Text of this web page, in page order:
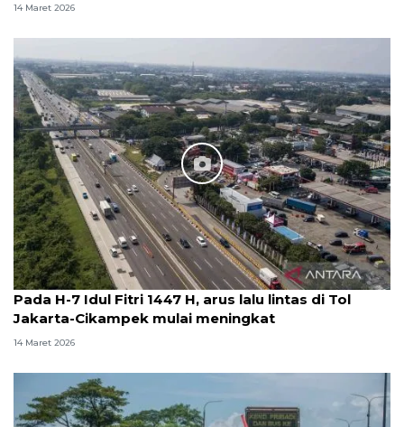
14 Maret 2026
Pada H-7 Idul Fitri 1447 H, arus lalu lintas di Tol
Jakarta-Cikampek mulai meningkat
14 Maret 2026